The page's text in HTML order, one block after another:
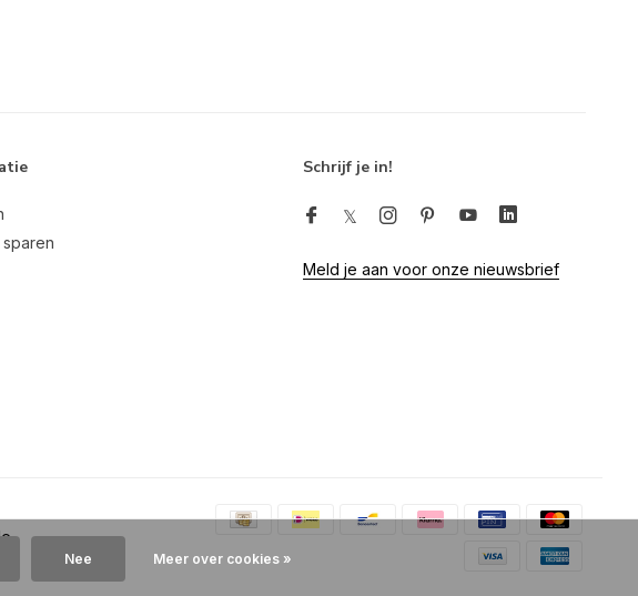
Schrijf je in!
Meld je aan voor onze nieuwsbrief
Nee Meer over cookies »